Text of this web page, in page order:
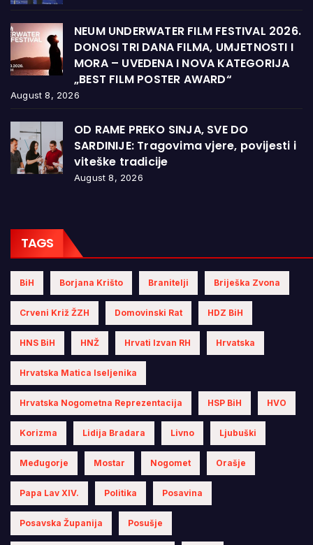
NEUM UNDERWATER FILM FESTIVAL 2026.
DONOSI TRI DANA FILMA, UMJETNOSTI I
MORA – UVEDENA I NOVA KATEGORIJA
„BEST FILM POSTER AWARD“
August 8, 2026
OD RAME PREKO SINJA, SVE DO
SARDINIJE: Tragovima vjere, povijesti i
viteške tradicije
August 8, 2026
TAGS
BiH Borjana Krišto Branitelji Briješka Zvona
Crveni Križ ŽZH Domovinski Rat HDZ BiH
HNS BiH HNŽ Hrvati Izvan RH Hrvatska
Hrvatska Matica Iseljenika
Hrvatska Nogometna Reprezentacija HSP BiH HVO
Korizma Lidija Bradara Livno Ljubuški
Međugorje Mostar Nogomet Orašje
Papa Lav XIV. Politika Posavina
Posavska Županija Posušje